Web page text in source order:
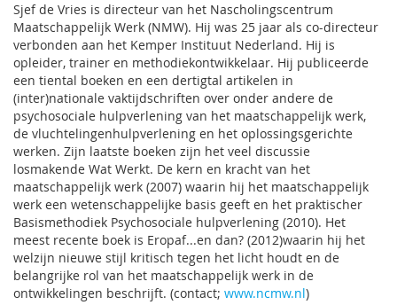
Sjef de Vries is directeur van het Nascholingscentrum
Maatschappelijk Werk (NMW). Hij was 25 jaar als co-directeur
verbonden aan het Kemper Instituut Nederland. Hij is
opleider, trainer en methodiekontwikkelaar. Hij publiceerde
een tiental boeken en een dertigtal artikelen in
(inter)nationale vaktijdschriften over onder andere de
psychosociale hulpverlening van het maatschappelijk werk,
de vluchtelingenhulpverlening en het oplossingsgerichte
werken. Zijn laatste boeken zijn het veel discussie
losmakende Wat Werkt. De kern en kracht van het
maatschappelijk werk (2007) waarin hij het maatschappelijk
werk een wetenschappelijke basis geeft en het praktischer
Basismethodiek Psychosociale hulpverlening (2010). Het
meest recente boek is Eropaf...en dan? (2012)waarin hij het
welzijn nieuwe stijl kritisch tegen het licht houdt en de
belangrijke rol van het maatschappelijk werk in de
ontwikkelingen beschrijft. (contact; www.ncmw.nl)